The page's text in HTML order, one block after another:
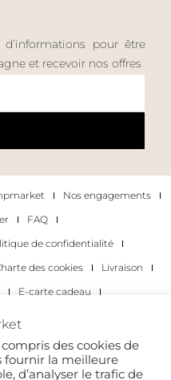
pour être
et recevoir nos offres
Nos engagements
FAQ
de confidentialité
des cookies
Livraison
E-carte cadeau
Pour les particuliers
des cookies de
fournir la meilleure
d’analyser le trafic de